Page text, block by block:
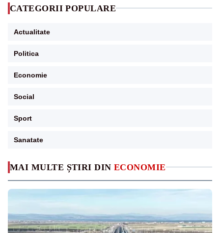
MAI MULTE ȘTIRI DIN ECONOMIE
CATEGORII POPULARE
Actualitate
Politica
Economie
Social
Sport
Sanatate